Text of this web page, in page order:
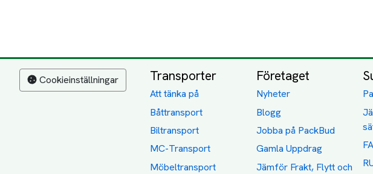
Cookieinställningar Transporter
Att tänka på
Båttransport
Biltransport
MC-Transport
Möbeltransport
Företaget
Nyheter
Blogg
Jobba på PackBud
Gamla Uppdrag
Jämför Frakt, Flytt och